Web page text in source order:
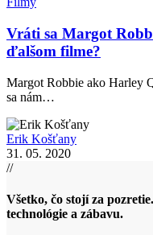
Vráti sa Margot
ďalšom filme?
Margot Robbie ako Harley
sa nám…
Erik Košťany
31. 05. 2020
//
Všetko, čo stojí za
technológie a zábavu.